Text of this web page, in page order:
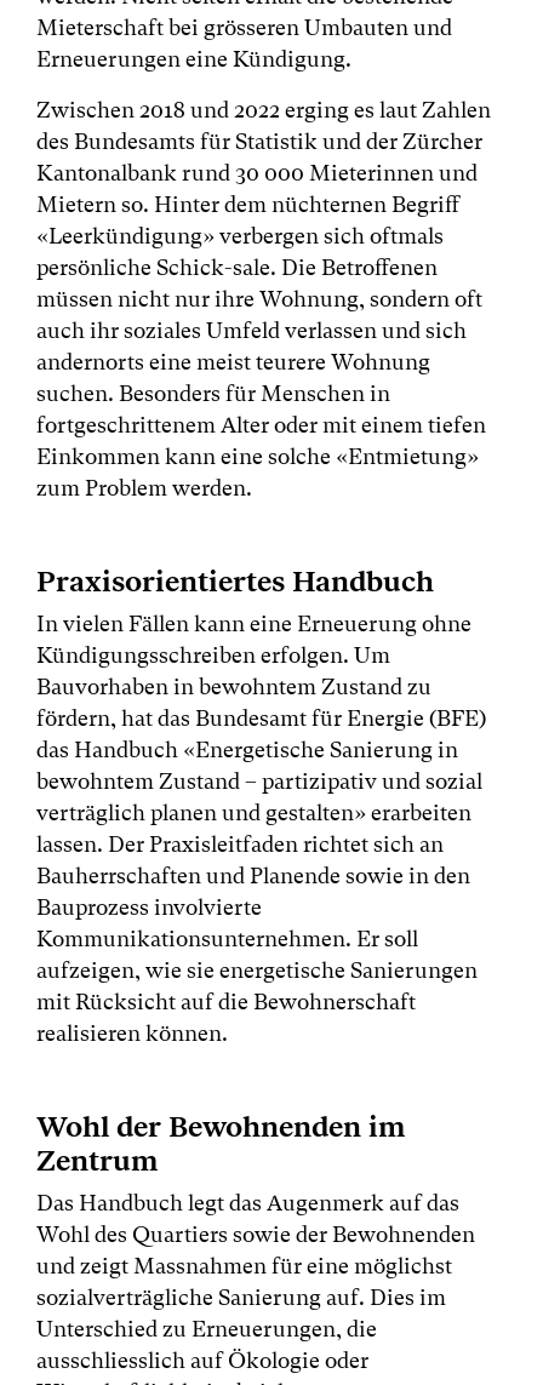
Mieterschaft bei grösseren Umbauten und
Erneuerungen eine Kündigung.
Zwischen 2018 und 2022 erging es laut Zahlen
des Bundesamts für Statistik und der Zürcher
Kantonalbank rund 30 000 Mieterinnen und
Mietern so. Hinter dem nüchternen Begriff
«Leerkündigung» verbergen sich oftmals
persönliche Schick-sale. Die Betroffenen
müssen nicht nur ihre Wohnung, sondern oft
auch ihr soziales Umfeld verlassen und sich
andernorts eine meist teurere Wohnung
suchen. Besonders für Menschen in
fortgeschrittenem Alter oder mit einem tiefen
Einkommen kann eine solche «Entmietung»
zum Problem werden.
Praxisorientiertes Handbuch
In vielen Fällen kann eine Erneuerung ohne
Kündigungsschreiben erfolgen. Um
Bauvorhaben in bewohntem Zustand zu
fördern, hat das Bundesamt für Energie (BFE)
das Handbuch «Energetische Sanierung in
bewohntem Zustand – partizipativ und sozial
verträglich planen und gestalten» erarbeiten
lassen. Der Praxisleitfaden richtet sich an
Bauherrschaften und Planende sowie in den
Bauprozess involvierte
Kommunikationsunternehmen. Er soll
aufzeigen, wie sie energetische Sanierungen
mit Rücksicht auf die Bewohnerschaft
realisieren können.
Wohl der Bewohnenden im
Zentrum
Das Handbuch legt das Augenmerk auf das
Wohl des Quartiers sowie der Bewohnenden
und zeigt Massnahmen für eine möglichst
sozialverträgliche Sanierung auf. Dies im
Unterschied zu Erneuerungen, die
ausschliesslich auf Ökologie oder